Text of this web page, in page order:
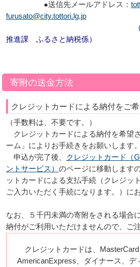
●送信先メールアドレス：
furusato@city.tottori.lg.jp
（鳥取市役所
推進課 ふるさと納税係）
寄附の送金方法
クレジットカードによる納付をご
（手数料は、不要です。）
クレジットカードによる納付を希望
ーム」によりお手続きをお願いします。
申込が完了後、 クレジットカード（
ントサービス） のページに移動します
ットカードによる支払手続（クレジッ
ご入力いただく手続になります。）に
なお、５千円未満の寄附をされる場合
納付がご利用いただけませんので、ご
クレジットカードは、MasterCard
AmericanExpress、ダイナース、デ